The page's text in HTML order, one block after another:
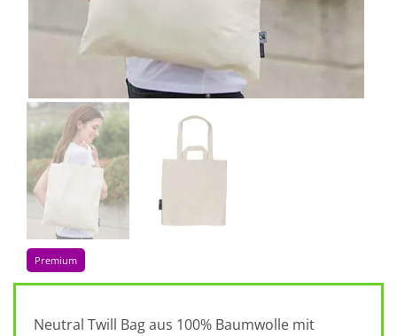
Premium
Neutral Twill Bag aus 100% Baumwolle mit